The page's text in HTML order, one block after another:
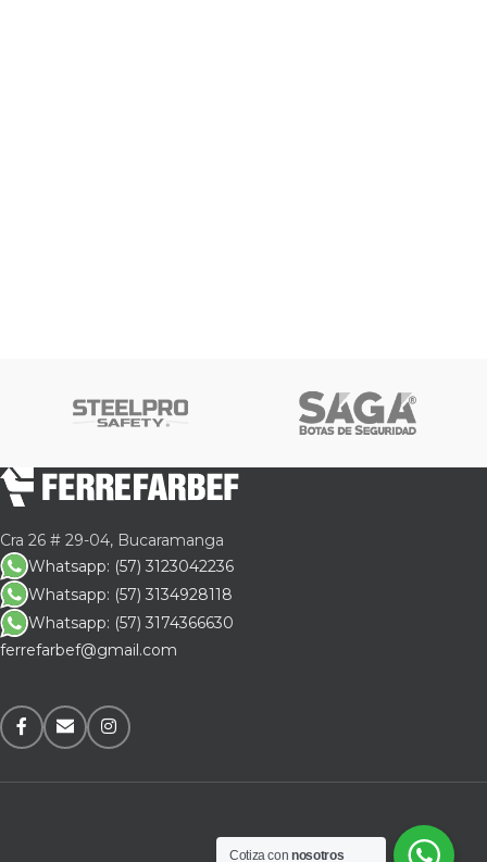
Cra 26 # 29-04, Bucaramanga
Whatsapp: (57) 3123042236
Whatsapp: (57) 3134928118
Whatsapp: (57) 3174366630
ferrefarbef@gmail.com
Cotiza connosotros